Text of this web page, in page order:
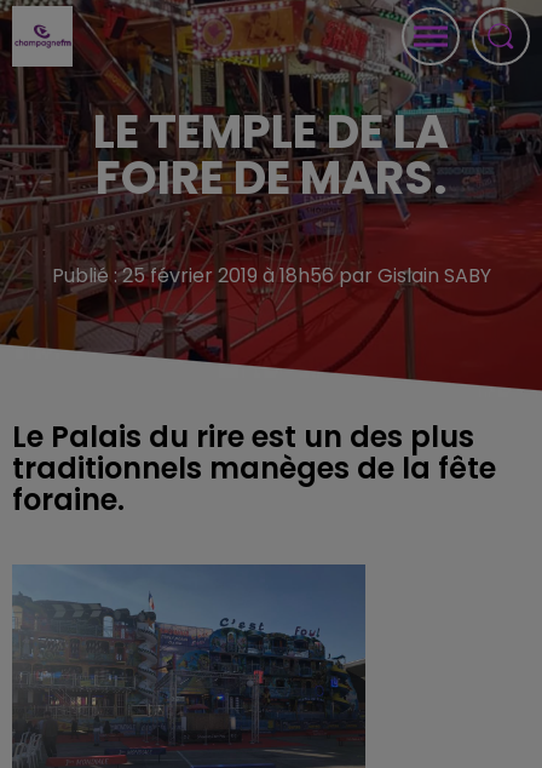
LE TEMPLE DE LA
FOIRE DE MARS.
Publié : 25 février 2019 à 18h56 par Gislain SABY
Le Palais du rire est un des plus
traditionnels manèges de la fête
foraine.